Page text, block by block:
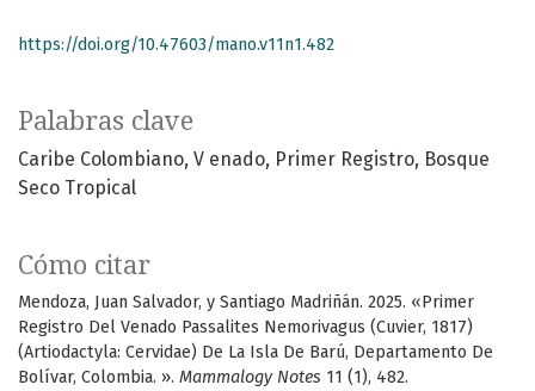
Palabras clave
Caribe Colombiano V enado Primer Registro Bosque
Seco Tropical
Cómo citar
Mendoza, Juan Salvador, y Santiago Madriñán. 2025. «Primer
Registro Del Venado Passalites Nemorivagus (Cuvier, 1817)
(Artiodactyla: Cervidae) De La Isla De Barú, Departamento De
Bolívar, Colombia. ». Mammalogy Notes 11 (1), 482.
https://doi.org/10.47603/mano.v11n1.482